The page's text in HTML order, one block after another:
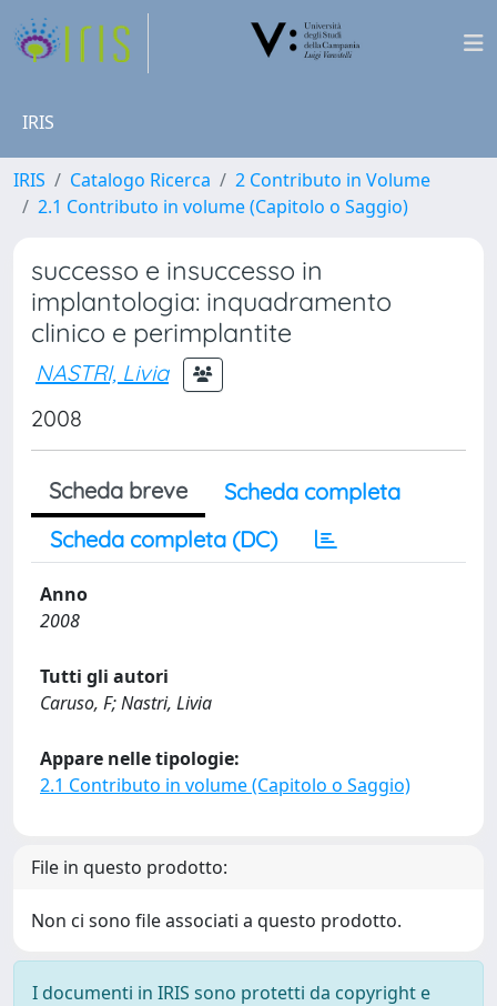
IRIS
IRIS Catalogo Ricerca
2 Contributo in Volume
2.1 Contributo in volume (Capitolo o Saggio)
successo e insuccesso in
implantologia: inquadramento
clinico e perimplantite
NASTRI, Livia
2008
Scheda breve
Scheda completa
Scheda completa (DC)
Anno
2008
Tutti gli autori
Caruso, F; Nastri, Livia
Appare nelle tipologie:
2.1 Contributo in volume (Capitolo o Saggio)
File in questo prodotto:
Non ci sono file associati a questo prodotto.
I documenti in IRIS sono protetti da copyright e